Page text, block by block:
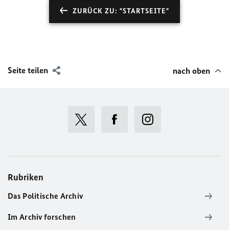
ZURÜCK ZU: "STARTSEITE"
Seite teilen nach oben
Rubriken
Das Politische Archiv
Im Archiv forschen